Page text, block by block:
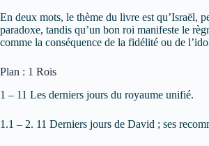
En deux mots, le thème du livre est qu’Israël,
paradoxe, tandis qu’un bon roi manifeste le
comme la conséquence de la fidélité ou de
Plan : 1 Rois
1 – 11 Les derniers jours du royaume unifié.
1.1 – 2. 11 Derniers jours de David ; ses